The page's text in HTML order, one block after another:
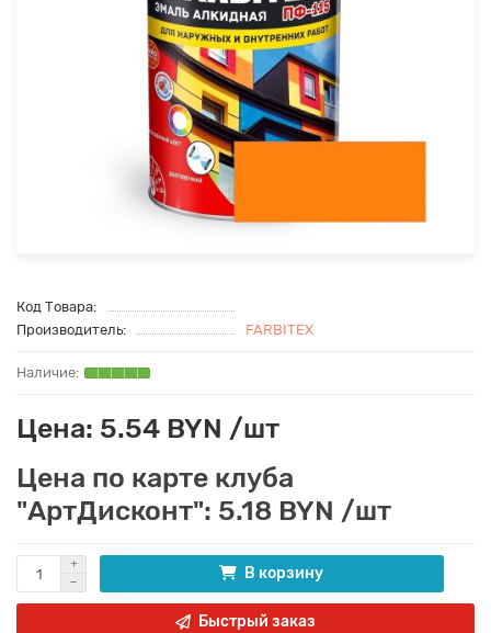
Код Товара:
Производитель:
FARBITEX
Цена: 5.54 BYN /шт
Цена по карте клуба
"АртДисконт": 5.18 BYN /шт
В корзину
Быстрый заказ